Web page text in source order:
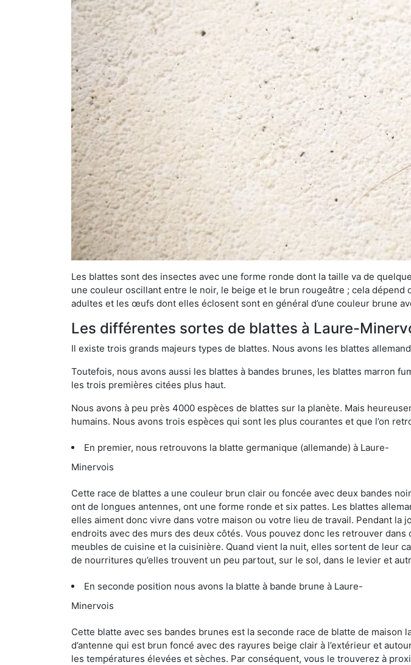
Les blattes sont des insectes avec une forme ronde dont la taille va de
une couleur oscillant entre le noir, le beige et le brun rougeâtre ; cela
adultes et les œufs dont elles éclosent sont en général d’une couleur brune
Les différentes sortes de blattes à Laure-
Il existe trois grands majeurs types de blattes. Nous avons les blattes
Toutefois, nous avons aussi les blattes à bandes brunes, les blattes marron
les trois premières citées plus haut.
Nous avons à peu près 4000 espèces de blattes sur la planète. Mais
humains. Nous avons trois espèces qui sont les plus courantes et que l’on
En premier, nous retrouvons la blatte germanique (allemande) à Laure-
Minervois
Cette race de blattes a une couleur brun clair ou foncée avec deux bandes
ont de longues antennes, ont une forme ronde et six pattes. Les blattes
elles aiment donc vivre dans votre maison ou votre lieu de travail. Pendant
endroits avec des murs des deux côtés. Vous pouvez donc les retrouver
meubles de cuisine et la cuisinière. Quand vient la nuit, elles sortent de leur
de nourritures qu’elles trouvent un peu partout, sur le sol, dans le levier et
En seconde position nous avons la blatte à bande brune à Laure-
Minervois
Cette blatte avec ses bandes brunes est la seconde race de blatte de
d’antenne qui est brun foncé avec des rayures beige clair à l’extérieur et
les températures élevées et sèches. Par conséquent, vous le trouverez à